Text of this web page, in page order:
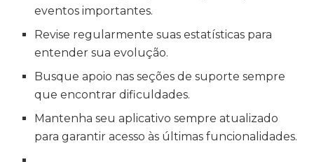
eventos importantes.
Revise regularmente suas estatísticas para
entender sua evolução.
Busque apoio nas seções de suporte sempre
que encontrar dificuldades.
Mantenha seu aplicativo sempre atualizado
para garantir acesso às últimas funcionalidades.